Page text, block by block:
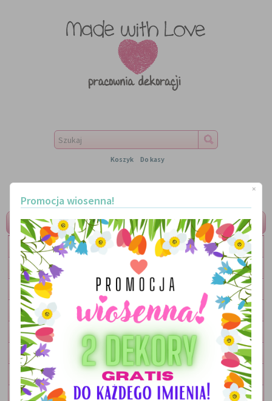
Koszyk Do kasy
MENU
LITERKI
TABLICZKI
OBRAZKI
LAMPKI
DEKORACJE
DODATKI
ZESTAWY
OKOLICZNOŚCIOWE
×
Promocja wiosenna!